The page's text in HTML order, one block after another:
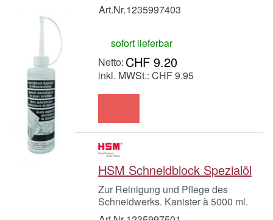
Art.Nr.1235997403
sofort lieferbar
CHF 9.20
inkl. MWSt.: CHF 9.95
HSM Schneidblock Spezialöl
Zur Reinigung und Pflege des
Schneidwerks. Kanister à 5000 ml.